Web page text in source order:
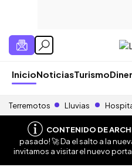
InicioNoticiasTurismo
Terremotos Lluvias
CONTENIDO DE
pasado! 🚀 Da el salto a la
invitamos a visitar el nuevo